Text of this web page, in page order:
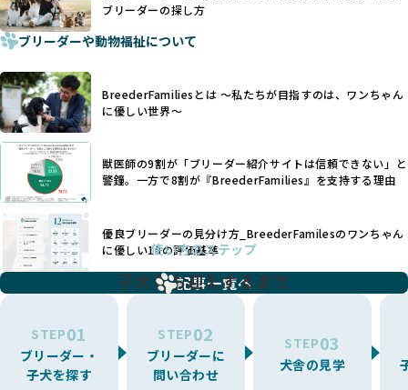
ています。
一部の営利優先のブリーディングでは、母犬の出産負担を考
えずに大量繁殖が行われ、親犬が心身ともに疲弊するケース
が見られます。さらに、コストカットのために食事を減らし
たり、栄養のない食事を与える、適切な健康管理が行われな
いなど、ワンちゃんの健康と福祉が犠牲にされることも少な
くありません。
また、健康リスクが予測しづらいミックス犬の繁殖や、愛情
が行き届かない多頭飼育等も問題です。これらのブリーディ
ング手法は、ワンちゃんの福祉を無視し、利益のみを追求す
るブリーダーによるものが多く、消費者にとっても深刻な課
題となっています。
BreederFamiliesでは、こうしたワンちゃんに優しくないブ
リーディングをなくすため、すべてのワンちゃんを家族のよ
うに大切に飼育・繁殖を行っている「優良ブリーダー」のみ
BreederFamiliesでは、アニマルウェルフェアを最優先に考
えた6つの絶対基準と12の総合基準を設定しています。これに
犬種ごとに異なる健康リスクや育て方のポイントを理解し、
適切に対応するためには、深い知識と豊富な経験が欠かせま
せん。現在、犬種は200種類以上あり、それぞれに特有の健康
たとえば、パグは呼吸器系のトラブルを抱えやすく、ラブラ
ドール・レトリバーには股関節形成不全への注意が必要で
す。このような犬種ごとの違いを熟知し、適切なケアを提供
できるかどうかは、ブリーダーの専門性に大きく関わりま
す。
優良ブリーダーは、少数の犬種（一般的に3種以内）に絞って
繁殖を行い、各犬種の特徴を熟知しています。これにより、
犬種ごとの健康管理や繁殖において質の高いケアを提供する
ことが可能です。
一方、営利優先ブリーダーは流行や需要に応じて扱う犬種を
増やす傾向があり、犬種ごとに異なる健康問題や適切な育成
環境を十分に考慮しない場合があります。こうしたブリーダ
たりストレスを抱えたりするリスクが高まります。
「少数の犬種に集中」の詳細はこちら
ブリーダーの探し方
ブリーダーや動物福祉について
BreederFamiliesとは 〜私たちが目指すのは、ワンちゃん
に優しい世界〜
獣医師の9割が「ブリーダー紹介サイトは信頼できない」と
警鐘。一方で8割が『BreederFamilies』を支持する理由
優良ブリーダーの見分け方_BreederFamilesのワンちゃん
に優しい18の評価基準
記事一覧へ
使い方のステップ
子犬をお迎えするまで
STEP01
ブリーダー・
子犬を探す
STEP02
ブリーダーに
問い合わせ
STEP03
犬舎の見学